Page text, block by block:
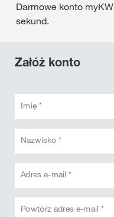
Darmowe konto
sekund.
Załóż konto
Imię *
Nazwisko *
Adres e-mail *
Powtórz adres e-mail *